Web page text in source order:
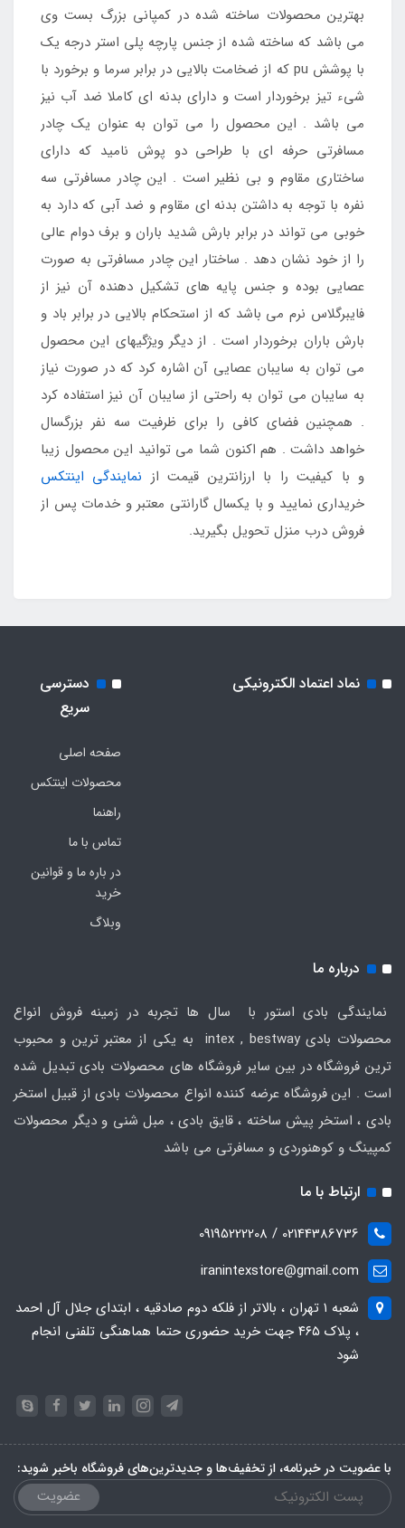
بهترین محصولات ساخته شده در کمپانی بزرگ بست وی
می باشد که ساخته شده از جنس پارچه پلی استر درجه یک
با پوشش pu که از ضخامت بالایی در برابر سرما و برخورد با
شیء تیز برخوردار است و دارای بدنه ای کاملا ضد آب نیز
می باشد . این محصول را می توان به عنوان یک چادر
مسافرتی حرفه ای با طراحی دو پوش نامید که دارای
ساختاری مقاوم و بی نظیر است . این چادر مسافرتی سه
نفره با توجه به داشتن بدنه ای مقاوم و ضد آبی که دارد به
خوبی می تواند در برابر بارش شدید باران و برف دوام عالی
را از خود نشان دهد . ساختار این چادر مسافرتی به صورت
عصایی بوده و جنس پایه های تشکیل دهنده آن نیز از
فایبرگلاس نرم می باشد که از استحکام بالایی در برابر باد و
بارش باران برخوردار است . از دیگر ویژگیهای این محصول
می توان به سایبان عصایی آن اشاره کرد که در صورت نیاز
به سایبان می توان به راحتی از سایبان آن نیز استفاده کرد
. همچنین فضای کافی را برای ظرفیت سه نفر بزرگسال
خواهد داشت . هم اکنون شما می توانید این محصول زیبا
و با کیفیت را با ارزانترین قیمت از نمایندگی اینتکس
خریداری نمایید و با یکسال گارانتی معتبر و خدمات پس از
فروش درب منزل تحویل بگیرید.
نماد اعتماد الکترونیکی
دسترسی
سریع
صفحه اصلی
محصولات اینتکس
راهنما
تماس با ما
در باره ما و قوانین
خرید
وبلاگ
درباره ما
نمایندگی بادی استور با سال ها تجربه در زمینه فروش انواع
محصولات بادی intex , bestway به یکی از معتبر ترین و محبوب
ترین فروشگاه در بین سایر فروشگاه های محصولات بادی تبدیل شده
است . این فروشگاه عرضه کننده انواع محصولات بادی از قبیل استخر
بادی ، استخر پیش ساخته ، قایق بادی ، مبل شنی و دیگر محصولات
کمپینگ و کوهنوردی و مسافرتی می باشد
ارتباط با ما
02144386736 / 09195222208
iranintexstore@gmail.com
شعبه ۱ تهران ، بالاتر از فلکه دوم صادقیه ، ابتدای جلال آل احمد
، پلاک ۴۶۵ جهت خرید حضوری حتما هماهنگی تلفنی انجام
شود
با عضویت در خبرنامه، از تخفیف‌ها و جدیدترین‌های فروشگاه باخبر شوید:
عضویت